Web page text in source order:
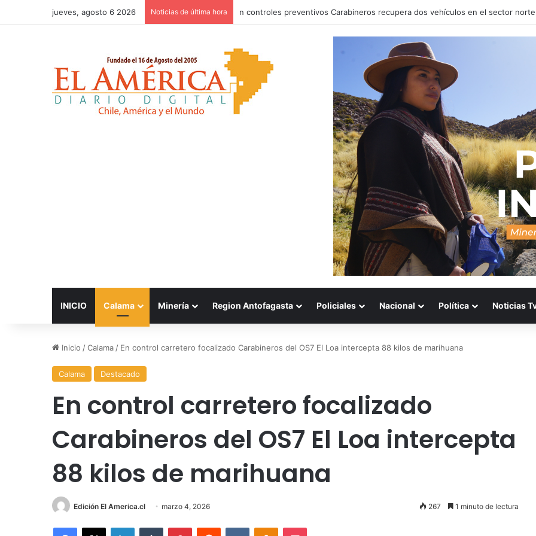
jueves, agosto 6 2026 Noticias de última hora n controles preventivos Carabineros recupera dos vehículos en el sector
INICIO Calama Minería Region Antofagasta Policiales Nacional Política Noticias
Inicio /Calama / En control carretero focalizado Carabineros del OS7 El Loa intercepta 88 kilos de marihuana
Calama Destacado
En control carretero focalizado
Carabineros del OS7 El Loa intercepta
88 kilos de marihuana
Edición El America.cl marzo 4, 2026 267 1 minuto de lectura
Facebook
X LinkedInTumblr PinterestReddit VKontakteOdnoklassniki
Pocket